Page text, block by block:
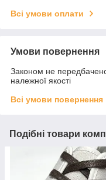
Всі умови оплати
Умови повернення
Законом не
належної якості
Всі умови повернення
Подібні товари